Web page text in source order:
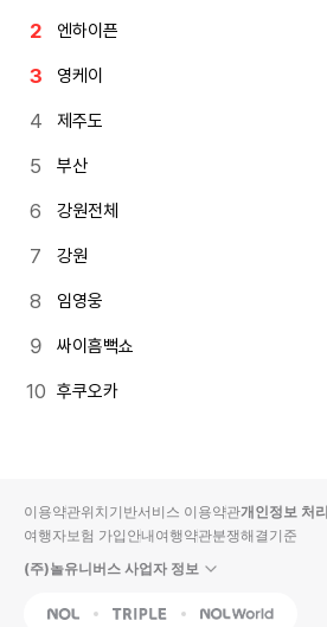
엔하이픈
영케이
제주도
부산
강원전체
강원
임영웅
싸이흠뻑쇼
후쿠오카
이용약관위치기반서비스 이용약관개인정보 처
여행자보험 가입안내여행약관분쟁해결기준
(주)놀유니버스 사업자 정보
NOL Triple Interpark Global